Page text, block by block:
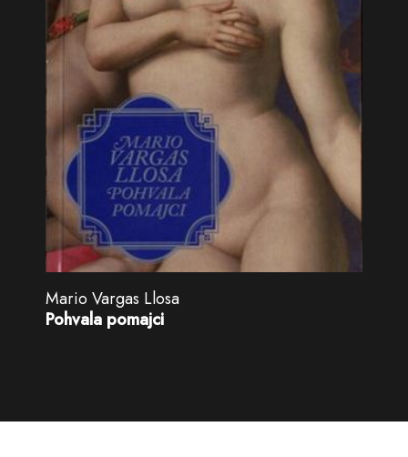
Mario Vargas Llosa
Pohvala pomajci